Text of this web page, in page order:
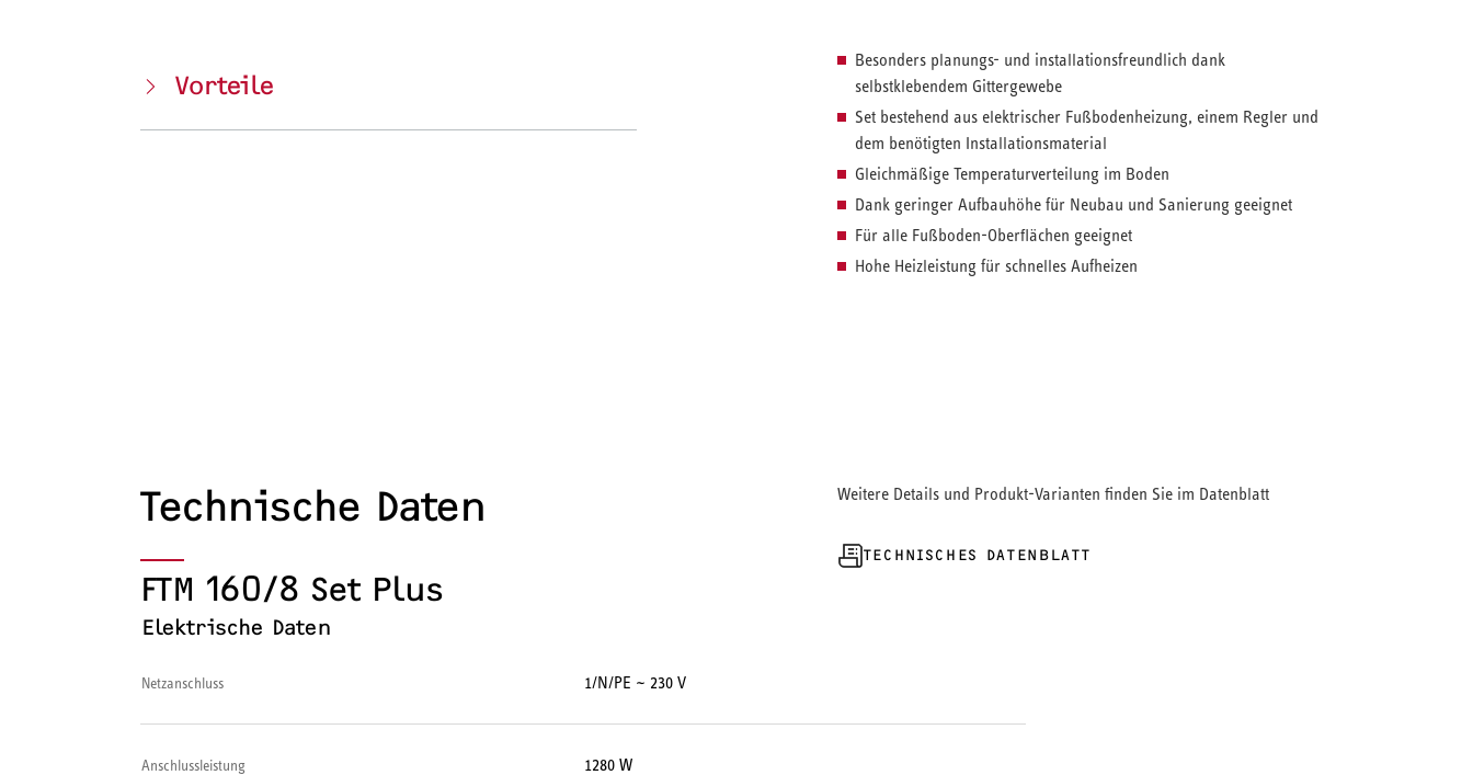
Vorteile
Besonders planungs- und installationsfreundlich dank
selbstklebendem Gittergewebe
Set bestehend aus elektrischer Fußbodenheizung, einem Regler und
dem benötigten Installationsmaterial
Gleichmäßige Temperaturverteilung im Boden
Dank geringer Aufbauhöhe für Neubau und Sanierung geeignet
Für alle Fußboden-Oberflächen geeignet
Hohe Heizleistung für schnelles Aufheizen
Technische Daten Weitere Details und Produkt-Varianten finden Sie im Datenblatt
TECHNISCHES DATENBLATT
FTM 160/8 Set Plus
Elektrische Daten
Netzanschluss 1/N/PE ~ 230 V
Anschlussleistung 1280 W